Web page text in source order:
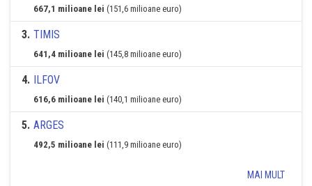
667,1 milioane lei (151,6 milioane euro)
3. TIMIS
641,4 milioane lei (145,8 milioane euro)
4. ILFOV
616,6 milioane lei (140,1 milioane euro)
5. ARGES
492,5 milioane lei (111,9 milioane euro)
MAI MULT